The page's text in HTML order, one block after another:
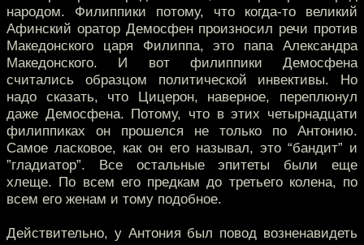
народом. Филиппики потому, что когда-то великий
Афинский оратор Демосфен произносил речи против
Македонского царя Филиппа, это папа Александра
Македонского. И вот филиппики Демосфена
считались образцом политической инвективы. Но
надо сказать, что Цицерон, наверное, переплюнул
даже Демосфена. Потому, что в этих четырнадцати
филиппиках он прошелся не только по Антонию.
Самое ласковое, как он его называл, это “бандит” и
”гладиатор”. Все остальные эпитеты были еще
хлеще. По всем его предкам до третьего колена, по
всем его женам и тому подобное.
Действительно, у Антония был повод возненавидеть